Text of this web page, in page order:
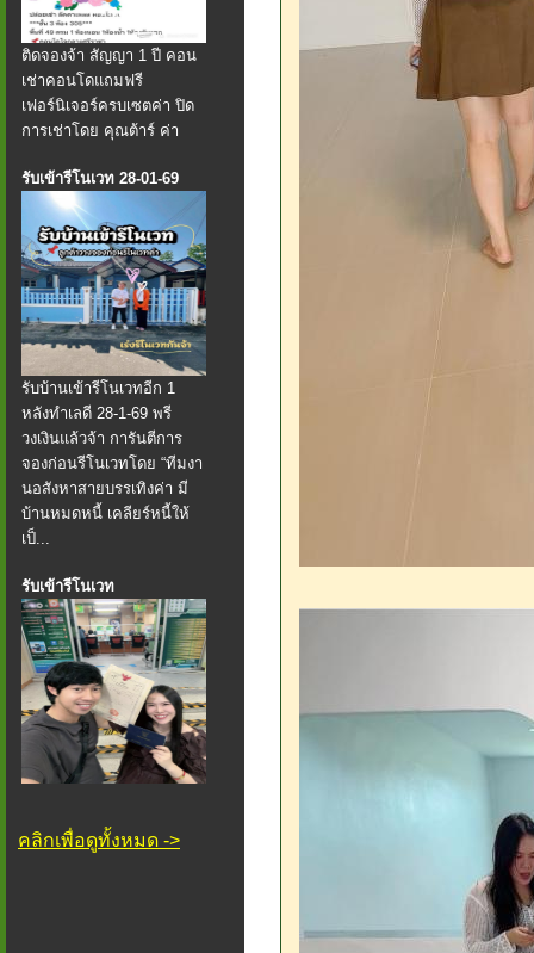
ติดจองจ้า สัญญา 1 ปี คอน
เช่าคอนโดแถมฟรี
เฟอร์นิเจอร์ครบเซตค่า ปิด
การเช่าโดย คุณต้าร์ ค่า
รับเข้ารีโนเวท 28-01-69
รับบ้านเข้ารีโนเวทอีก 1
หลังทำเลดี 28-1-69 พรี
วงเงินแล้วจ้า การันตีการ
จองก่อนรีโนเวทโดย “ทีมงา
นอสังหาสายบรรเทิงค่า มี
บ้านหมดหนี้ เคลียร์หนี้ให้
เป็...
รับเข้ารีโนเวท
คลิกเพื่อดูทั้งหมด ->